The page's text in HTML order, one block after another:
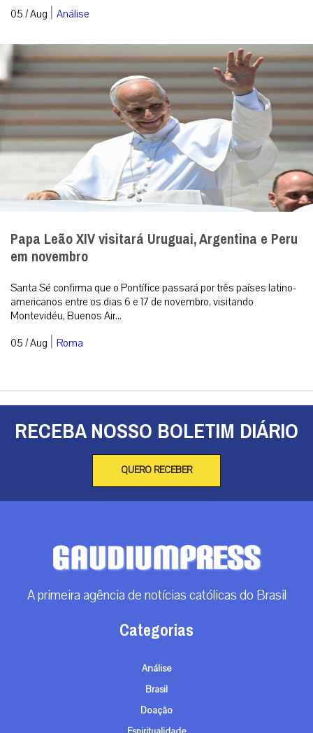
05 / Aug | Análise
Papa Leão XIV visitará Uruguai, Argentina e Peru
em novembro
Santa Sé confirma que o Pontífice passará por três países latino-
americanos entre os dias 6 e 17 de novembro, visitando
Montevidéu, Buenos Air...
05 / Aug | Roma
RECEBA NOSSO BOLETIM DIÁRIO
QUERO RECEBER
A primeira agência de notícias católicas do Brasil
Categorias
Análise
Brasil
Doação